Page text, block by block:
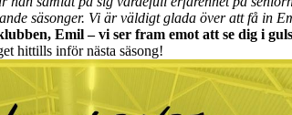
säsonger. Vi är väldigt glada över att få in
Emil – vi ser fram emot att se dig i
hittills inför nästa säsong!